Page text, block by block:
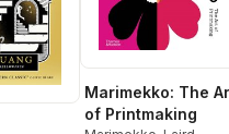
Marimekko: The
of Printmaking